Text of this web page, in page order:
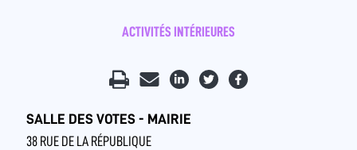
ACTIVITÉS INTÉRIEURES
SALLE DES VOTES - MAIRIE
38 RUE DE LA RÉPUBLIQUE